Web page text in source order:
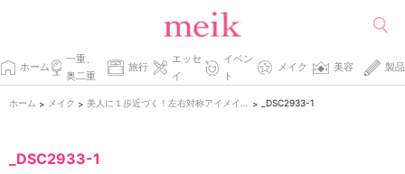
ホーム
一重、
奥二重
旅行
エッセ
イ
イベン
ト
メイク 美容 製品
ホーム > メイク > > _DSC2933-1
_DSC2933-1